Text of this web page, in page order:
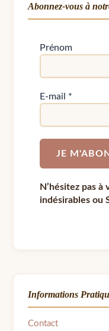
Abonnez-vous à
Prénom
E-mail *
N’hésitez pas
indésirables ou
Informations
Contact